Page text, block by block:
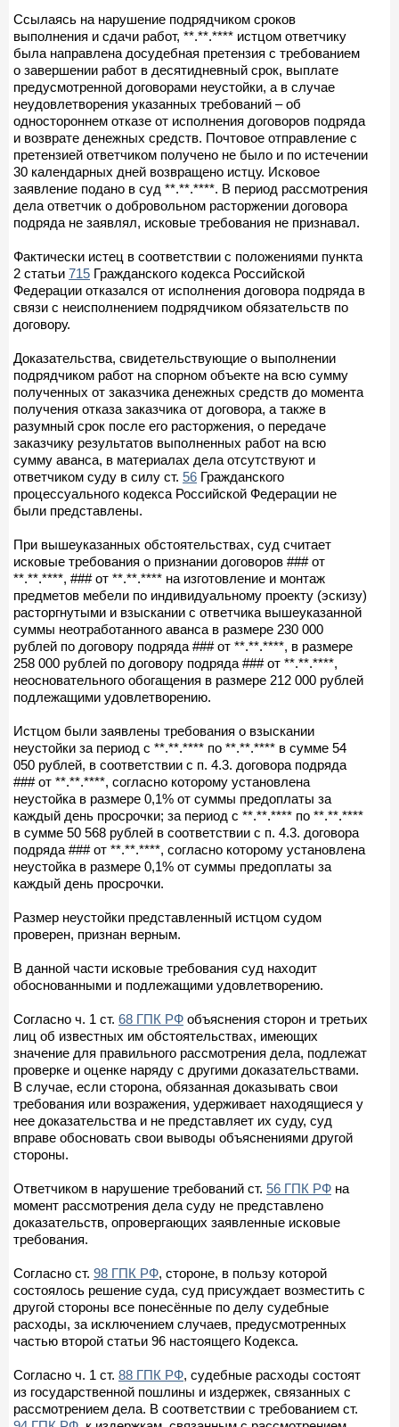
Ссылаясь на нарушение подрядчиком сроков
выполнения и сдачи работ, **.**.**** истцом ответчику
была направлена досудебная претензия с требованием
о завершении работ в десятидневный срок, выплате
предусмотренной договорами неустойки, а в случае
неудовлетворения указанных требований – об
одностороннем отказе от исполнения договоров подряда
и возврате денежных средств. Почтовое отправление с
претензией ответчиком получено не было и по истечении
30 календарных дней возвращено истцу. Исковое
заявление подано в суд **.**.****. В период рассмотрения
дела ответчик о добровольном расторжении договора
подряда не заявлял, исковые требования не признавал.
Фактически истец в соответствии с положениями пункта
2 статьи 715 Гражданского кодекса Российской
Федерации отказался от исполнения договора подряда в
связи с неисполнением подрядчиком обязательств по
договору.
Доказательства, свидетельствующие о выполнении
подрядчиком работ на спорном объекте на всю сумму
полученных от заказчика денежных средств до момента
получения отказа заказчика от договора, а также в
разумный срок после его расторжения, о передаче
заказчику результатов выполненных работ на всю
сумму аванса, в материалах дела отсутствуют и
ответчиком суду в силу ст. 56 Гражданского
процессуального кодекса Российской Федерации не
были представлены.
При вышеуказанных обстоятельствах, суд считает
исковые требования о признании договоров ### от
**.**.****, ### от **.**.**** на изготовление и монтаж
предметов мебели по индивидуальному проекту (эскизу)
расторгнутыми и взыскании с ответчика вышеуказанной
суммы неотработанного аванса в размере 230 000
рублей по договору подряда ### от **.**.****, в размере
258 000 рублей по договору подряда ### от **.**.****,
неосновательного обогащения в размере 212 000 рублей
подлежащими удовлетворению.
Истцом были заявлены требования о взыскании
неустойки за период с **.**.**** по **.**.**** в сумме 54
050 рублей, в соответствии с п. 4.3. договора подряда
### от **.**.****, согласно которому установлена
неустойка в размере 0,1% от суммы предоплаты за
каждый день просрочки; за период с **.**.**** по **.**.****
в сумме 50 568 рублей в соответствии с п. 4.3. договора
подряда ### от **.**.****, согласно которому установлена
неустойка в размере 0,1% от суммы предоплаты за
каждый день просрочки.
Размер неустойки представленный истцом судом
проверен, признан верным.
В данной части исковые требования суд находит
обоснованными и подлежащими удовлетворению.
Согласно ч. 1 ст. 68 ГПК РФ объяснения сторон и третьих
лиц об известных им обстоятельствах, имеющих
значение для правильного рассмотрения дела, подлежат
проверке и оценке наряду с другими доказательствами.
В случае, если сторона, обязанная доказывать свои
требования или возражения, удерживает находящиеся у
нее доказательства и не представляет их суду, суд
вправе обосновать свои выводы объяснениями другой
стороны.
Ответчиком в нарушение требований ст. 56 ГПК РФ на
момент рассмотрения дела суду не представлено
доказательств, опровергающих заявленные исковые
требования.
Согласно ст. 98 ГПК РФ, стороне, в пользу которой
состоялось решение суда, суд присуждает возместить с
другой стороны все понесённые по делу судебные
расходы, за исключением случаев, предусмотренных
частью второй статьи 96 настоящего Кодекса.
Согласно ч. 1 ст. 88 ГПК РФ, судебные расходы состоят
из государственной пошлины и издержек, связанных с
рассмотрением дела. В соответствии с требованием ст.